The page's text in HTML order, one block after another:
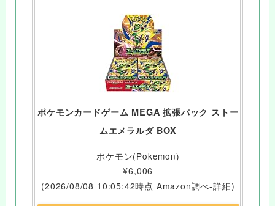
ポケモンカードゲーム MEGA 拡張パック ストー
ムエメラルダ BOX
ポケモン(Pokemon)
¥6,006
(2026/08/08 10:05:42時点 Amazon調べ-詳細)